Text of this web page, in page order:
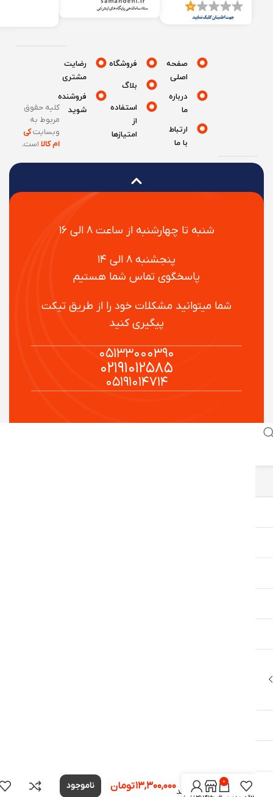
شنبه تا چهارشنبه از ساعت ۸ الی ۱۶
پنجشنبه ۸ الی ۱۴
پاسخگوی تماس شما هستیم
شما میتوانید مشکلات خود را از طریق تیکت
پیگیری کنید
۰۵۱۳۳۰۰۰۳۹۰
۰۲۱۹۱۰۱۲۵۸۵
۰۵۱۹۱۰۱۴۷۱۴
صفحه
درباره
ارتباط
فروشگاه
بلاگ
استفاده
امتیازها
رضایت
مشتری
فروشنده
شوید
کلیه حقوق
مربوط به
وبسایتکی
ام کالااست.
بالشتی
هوشمند۱۳,۳۰۰,۰۰۰تومان ناموجود ۰